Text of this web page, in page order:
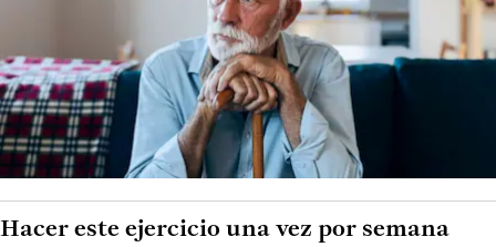
Hacer este ejercicio una vez por semana